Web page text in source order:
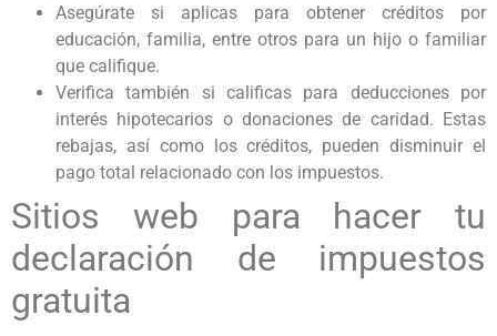
Asegúrate si aplicas para obtener créditos por
educación, familia, entre otros para un hijo o familiar
que califique.
Verifica también si calificas para deducciones por
interés hipotecarios o donaciones de caridad. Estas
rebajas, así como los créditos, pueden disminuir el
pago total relacionado con los impuestos.
Sitios web para hacer tu
declaración de impuestos
gratuita